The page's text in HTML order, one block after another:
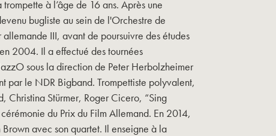
à l’âge de 16 ans. Après une
bugliste au sein de l'Orchestre de
allemande III, avant de poursuivre des études
2004. Il a effectué des tournées
sous la direction de Peter Herbolzheimer
par le NDR Bigband. Trompettiste polyvalent,
Christina Stürmer, Roger Cicero, “Sing
du Prix du Film Allemand. En 2014,
avec son quartet. Il enseigne à la